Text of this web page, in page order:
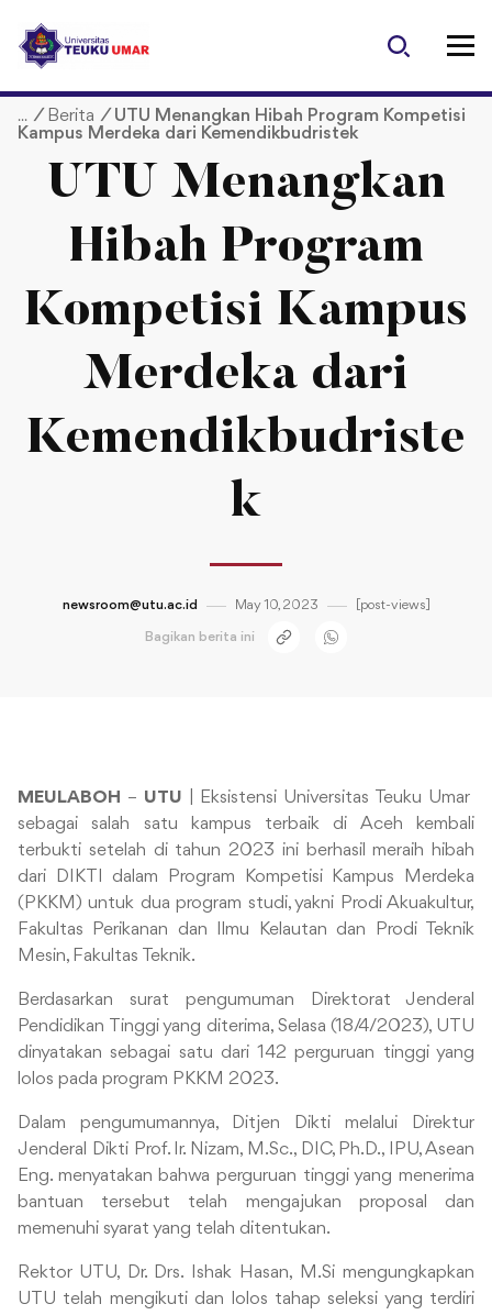
p
/ Berita / UTU Menangkan Hibah Program Kompetisi
Kampus Merdeka dari Kemendikbudristek
UTU Menangkan
Hibah Program
Kompetisi Kampus
Merdeka dari
Kemendikbudriste
k
newsroom@utu.ac.id May 10, 2023 [post-views]
Bagikan berita ini
MEULABOH – UTU | Eksistensi Universitas Teuku Umar
sebagai salah satu kampus terbaik di Aceh kembali
terbukti setelah di tahun 2023 ini berhasil meraih hibah
dari DIKTI dalam Program Kompetisi Kampus Merdeka
(PKKM) untuk dua program studi, yakni Prodi Akuakultur,
Fakultas Perikanan dan Ilmu Kelautan dan Prodi Teknik
Mesin, Fakultas Teknik.
Berdasarkan surat pengumuman Direktorat Jenderal
Pendidikan Tinggi yang diterima, Selasa (18/4/2023), UTU
dinyatakan sebagai satu dari 142 perguruan tinggi yang
lolos pada program PKKM 2023.
Dalam pengumumannya, Ditjen Dikti melalui Direktur
Jenderal Dikti Prof. Ir. Nizam, M.Sc., DIC, Ph.D., IPU, Asean
Eng. menyatakan bahwa perguruan tinggi yang menerima
bantuan tersebut telah mengajukan proposal dan
memenuhi syarat yang telah ditentukan.
Rektor UTU, Dr. Drs. Ishak Hasan, M.Si mengungkapkan
UTU telah mengikuti dan lolos tahap seleksi yang terdiri